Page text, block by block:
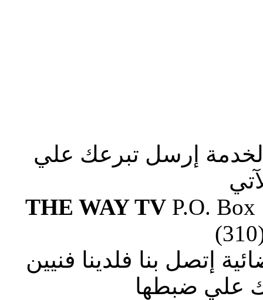
إرسل تبرعك علي
THE WAY TVP.O. Box
إتصل بنا فلدينا فنيين
علي ضبطها